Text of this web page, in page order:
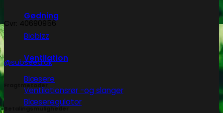
Gødning
Biobizz
Ventilation
Blæsere
Ventilationsrør -og slanger
Blæseregulator
Cvr: 40690956
@subseed.dk
Fragtmetoder
Betalingsmuligheder